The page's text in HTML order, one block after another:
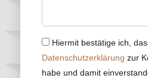
Hiermit bestätige ich,
Datenschutzerklärung zur
habe und damit